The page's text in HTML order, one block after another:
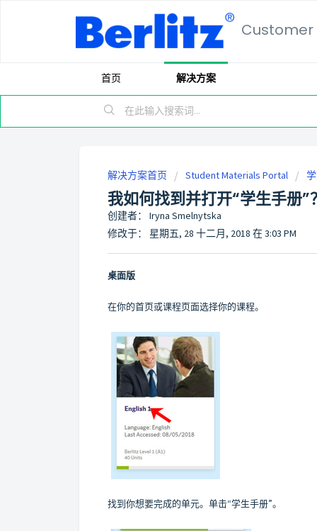
首页 解决方案
解决方案首页 Student Materials Portal
我如何找到并打开“学生手册”
创建者： Iryna Smelnytska
修改于： 星期五, 28 十二月, 2018 在 3:03 PM
桌面版
在你的首页或课程页面选择你的课程。
找到你想要完成的单元。单击“学生手册”。